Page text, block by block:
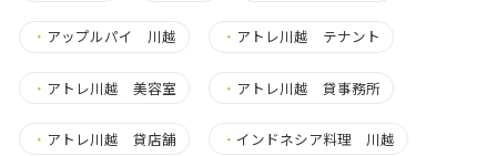
・ アップルパイ 川越 ・ アトレ川越 テナント
・ アトレ川越 美容室 ・ アトレ川越 貸事務所
・ アトレ川越 貸店舗 ・ インドネシア料理 川越